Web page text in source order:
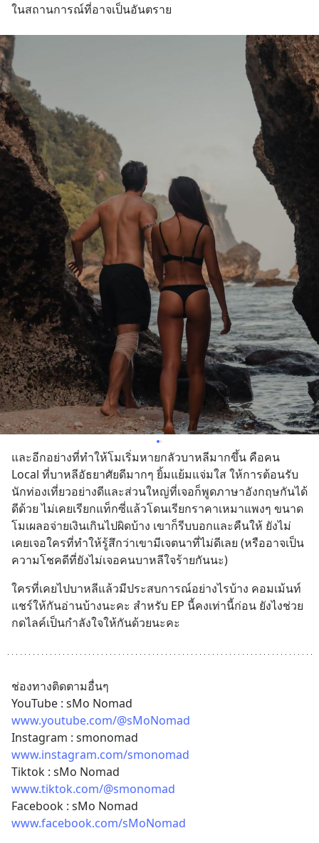
ในสถานการณ์ที่อาจเป็นอันตราย
และอีกอย่างที่ทำให้โมเริ่มหายกลัวบาหลีมากขึ้น คือคน
Local ที่บาหลีอัธยาศัยดีมากๆ ยิ้มแย้มแจ่มใส ให้การต้อนรับ
นักท่องเที่ยวอย่างดีและส่วนใหญ่ที่เจอก็พูดภาษาอังกฤษกันได้
ดีด้วย ไม่เคยเรียกแท็กซี่แล้วโดนเรียกราคาเหมาแพงๆ ขนาด
โมเผลอจ่ายเงินเกินไปผิดบ้าง เขาก็รีบบอกและคืนให้ ยังไม่
เคยเจอใครที่ทำให้รู้สึกว่าเขามีเจตนาที่ไม่ดีเลย (หรืออาจเป็น
ความโชคดีที่ยังไม่เจอคนบาหลีใจร้ายกันนะ)
ใครที่เคยไปบาหลีแล้วมีประสบการณ์อย่างไรบ้าง คอมเม้นท์
แชร์ให้กันอ่านบ้างนะคะ สำหรับ EP นี้คงเท่านี้ก่อน ยังไงช่วย
กดไลค์เป็นกำลังใจให้กันด้วยนะคะ
ช่องทางติดตามอื่นๆ
YouTube : sMo Nomad
www.youtube.com/@sMoNomad
Instagram : smonomad
www.instagram.com/smonomad
Tiktok : sMo Nomad
www.tiktok.com/@smonomad
Facebook : sMo Nomad
www.facebook.com/sMoNomad